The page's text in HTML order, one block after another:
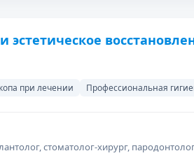
эстетическое
при лечении Профессиональная
стоматолог-хирург,